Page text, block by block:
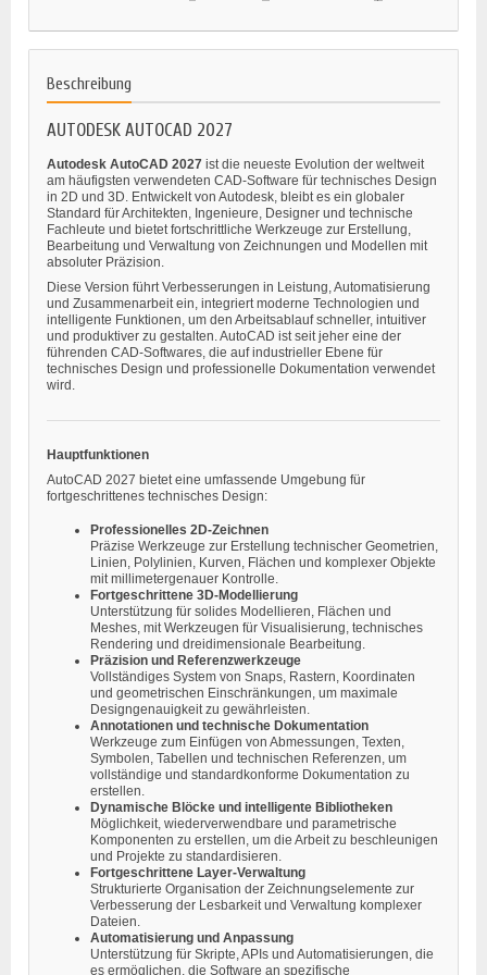
Beschreibung
AUTODESK AUTOCAD 2027
Autodesk AutoCAD 2027 ist die neueste Evolution der weltweit
am häufigsten verwendeten CAD-Software für technisches Design
in 2D und 3D. Entwickelt von Autodesk, bleibt es ein globaler
Standard für Architekten, Ingenieure, Designer und technische
Fachleute und bietet fortschrittliche Werkzeuge zur Erstellung,
Bearbeitung und Verwaltung von Zeichnungen und Modellen mit
absoluter Präzision.
Diese Version führt Verbesserungen in Leistung, Automatisierung
und Zusammenarbeit ein, integriert moderne Technologien und
intelligente Funktionen, um den Arbeitsablauf schneller, intuitiver
und produktiver zu gestalten. AutoCAD ist seit jeher eine der
führenden CAD-Softwares, die auf industrieller Ebene für
technisches Design und professionelle Dokumentation verwendet
wird.
Hauptfunktionen
AutoCAD 2027 bietet eine umfassende Umgebung für
fortgeschrittenes technisches Design:
Professionelles 2D-Zeichnen
Präzise Werkzeuge zur Erstellung technischer Geometrien,
Linien, Polylinien, Kurven, Flächen und komplexer Objekte
mit millimetergenauer Kontrolle.
Fortgeschrittene 3D-Modellierung
Unterstützung für solides Modellieren, Flächen und
Meshes, mit Werkzeugen für Visualisierung, technisches
Rendering und dreidimensionale Bearbeitung.
Präzision und Referenzwerkzeuge
Vollständiges System von Snaps, Rastern, Koordinaten
und geometrischen Einschränkungen, um maximale
Designgenauigkeit zu gewährleisten.
Annotationen und technische Dokumentation
Werkzeuge zum Einfügen von Abmessungen, Texten,
Symbolen, Tabellen und technischen Referenzen, um
vollständige und standardkonforme Dokumentation zu
erstellen.
Dynamische Blöcke und intelligente Bibliotheken
Möglichkeit, wiederverwendbare und parametrische
Komponenten zu erstellen, um die Arbeit zu beschleunigen
und Projekte zu standardisieren.
Fortgeschrittene Layer-Verwaltung
Strukturierte Organisation der Zeichnungselemente zur
Verbesserung der Lesbarkeit und Verwaltung komplexer
Dateien.
Automatisierung und Anpassung
Unterstützung für Skripte, APIs und Automatisierungen, die
es ermöglichen, die Software an spezifische